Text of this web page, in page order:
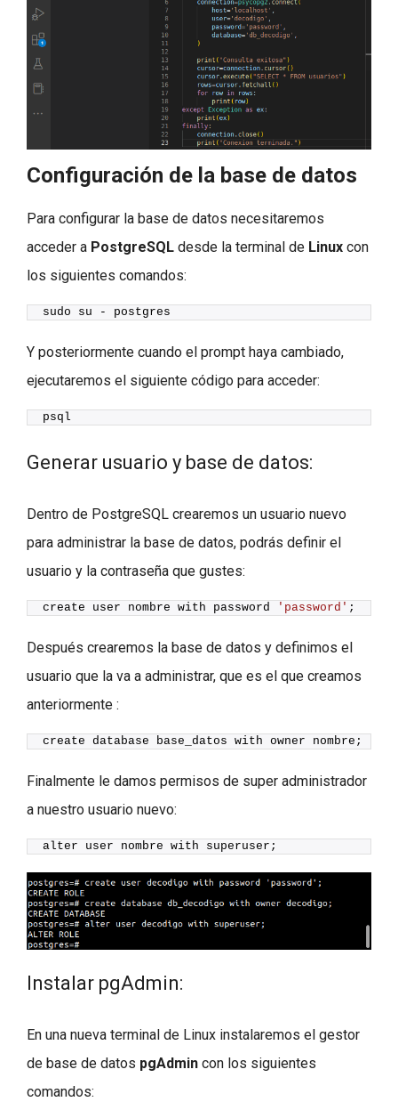
Configuración de la base de datos
Para configurar la base de datos necesitaremos
acceder a PostgreSQL desde la terminal de Linux con
los siguientes comandos:
sudo su - postgres
Y posteriormente cuando el prompt haya cambiado,
ejecutaremos el siguiente código para acceder:
psql
Generar usuario y base de datos:
Dentro de PostgreSQL crearemos un usuario nuevo
para administrar la base de datos, podrás definir el
usuario y la contraseña que gustes:
create user nombre with password 'password' ;
Después crearemos la base de datos y definimos el
usuario que la va a administrar, que es el que creamos
anteriormente :
create database base_datos with owner nombre;
Finalmente le damos permisos de super administrador
a nuestro usuario nuevo:
alter user nombre with superuser;
Instalar pgAdmin:
En una nueva terminal de Linux instalaremos el gestor
de base de datos pgAdmin con los siguientes
comandos: